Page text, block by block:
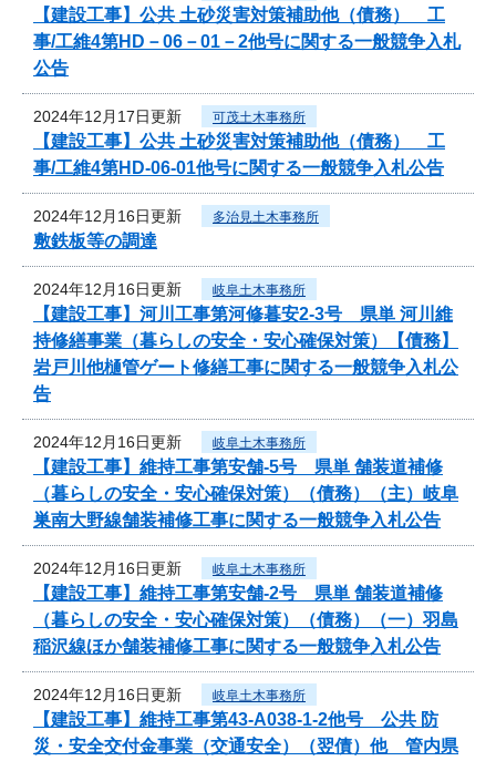
【建設工事】公共 土砂災害対策補助他（債務） 工
事/工維4第HD－06－01－2他号に関する一般競争入札
公告
2024年12月17日更新 可茂土木事務所
【建設工事】公共 土砂災害対策補助他（債務） 工
事/工維4第HD-06-01他号に関する一般競争入札公告
2024年12月16日更新 多治見土木事務所
敷鉄板等の調達
2024年12月16日更新 岐阜土木事務所
【建設工事】河川工事第河修暮安2-3号 県単 河川維
持修繕事業（暮らしの安全・安心確保対策）【債務】
岩戸川他樋管ゲート修繕工事に関する一般競争入札公
告
2024年12月16日更新 岐阜土木事務所
【建設工事】維持工事第安舗-5号 県単 舗装道補修
（暮らしの安全・安心確保対策）（債務）（主）岐阜
巣南大野線舗装補修工事に関する一般競争入札公告
2024年12月16日更新 岐阜土木事務所
【建設工事】維持工事第安舗-2号 県単 舗装道補修
（暮らしの安全・安心確保対策）（債務）（一）羽島
稲沢線ほか舗装補修工事に関する一般競争入札公告
2024年12月16日更新 岐阜土木事務所
【建設工事】維持工事第43-A038-1-2他号 公共 防
災・安全交付金事業（交通安全）（翌債）他 管内県